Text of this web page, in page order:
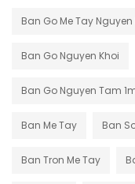
Ban Go Me Tay Nguyen
Ban Go Nguyen Khoi
Ban Go Nguyen Tam
Ban Me Tay Ban
Ban Tron Me Tay